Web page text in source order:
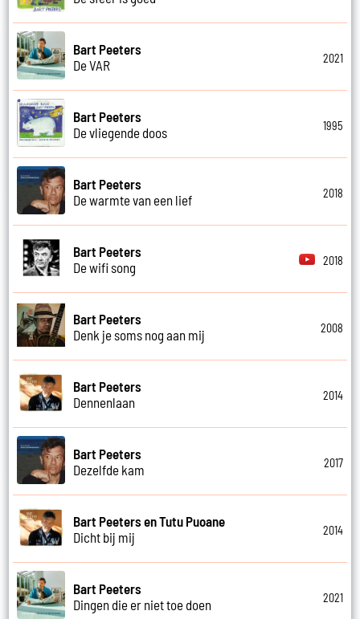
Bart Peeters
De VAR
2021
Bart Peeters
De vliegende doos
1995
Bart Peeters
De warmte van een lief
2018
Bart Peeters
De wifi song
2018
Bart Peeters
Denk je soms nog aan mij
2008
Bart Peeters
Dennenlaan
2014
Bart Peeters
Dezelfde kam
2017
Bart Peeters en Tutu Puoane
Dicht bij mij
2014
Bart Peeters
Dingen die er niet toe doen
2021